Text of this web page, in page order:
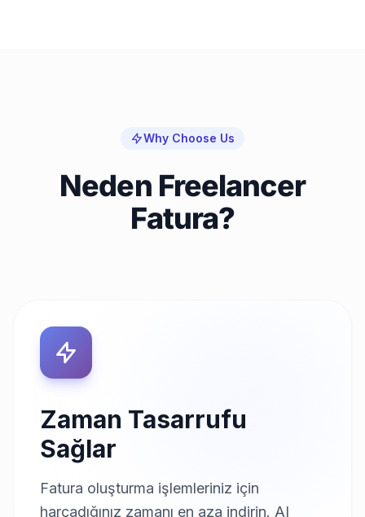
Why Choose Us
Neden Freelancer
Fatura?
Zaman Tasarrufu
Sağlar
Fatura oluşturma işlemleriniz için
harcadığınız zamanı en aza indirin. AI